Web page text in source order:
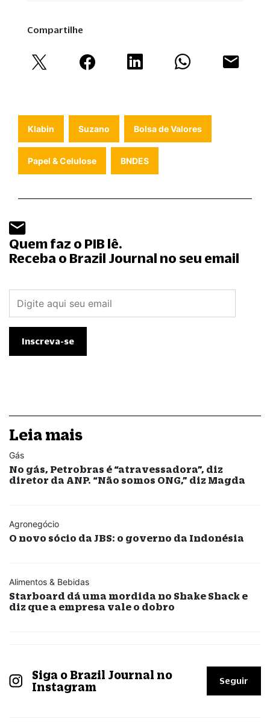
Compartilhe
Klabin Suzano Bolsa de Valores
Papel & Celulose BNDES
Quem faz o PIB lê.
Receba o Brazil Journal no seu email
Leia mais
Gás
No gás, Petrobras é “atravessadora”, diz
diretor da ANP. “Não somos ONG,” diz Magda
Agronegócio
O novo sócio da JBS: o governo da Indonésia
Alimentos & Bebidas
Starboard dá uma mordida no Shake Shack e
diz que a empresa vale o dobro
Siga o Brazil Journal no
Instagram
Seguir